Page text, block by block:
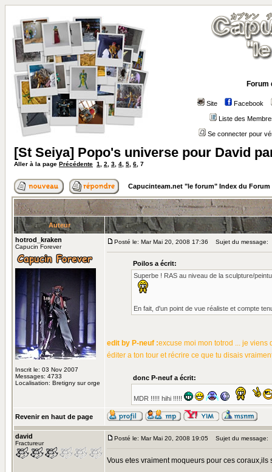
Forum
Site Facebook
Liste des
Se connecter pour
[St Seiya] Popo's universe pour David
Aller à la page Précédente 1 2 3 4 5 6 7
Capucinteam.net "le forum" Index du Forum
Auteur
hotrod_kraken
Capucin Forever
Inscrit le: 03 Nov 2007
Messages: 4733
Localisation: Bretigny sur orge
Posté le: Mar Mai 20, 2008 17:36 Sujet du message:
Poilos a écrit:
Superbe ! RAS au niveau de la sculpture/
En fait, d'un point de vue réaliste et compte
edit by P-neuf :excuse moi mon totrod ... je viens
éditer a ton tour et récrire ce que tu disais
donc P-neuf a écrit:
MDR !!!!! hihi !!!!!
Revenir en haut de page
david
Fractureur
Posté le: Mar Mai 20, 2008 19:05 Sujet du message:
Vous etes vraiment moqueurs pour ces coraux,ils